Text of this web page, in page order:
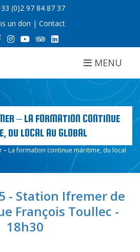
(0)2 97 84 87 37
un don | Contact
MENU
– LA FORMATION CONTINUE
DU LOCAL AU GLOBAL
– La formation continue maritime, du local
- Station Ifremer de
François Toullec -
18h30